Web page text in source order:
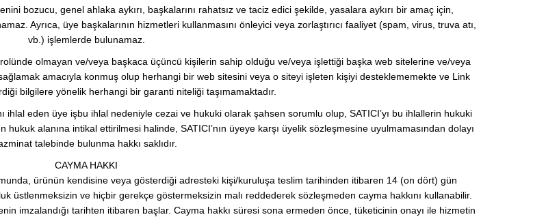
bozucu, genel ahlaka aykırı, başkalarını rahatsız ve taciz edici şekilde, yasalara aykırı bir amaç için,
Ayrıca, üye başkalarının hizmetleri kullanmasını önleyici veya zorlaştırıcı faaliyet (spam, virus, truva atı,
vb.) işlemlerde bulunamaz.
olmayan ve/veya başkaca üçüncü kişilerin sahip olduğu ve/veya işlettiği başka web sitelerine ve/veya
amacıyla konmuş olup herhangi bir web sitesini veya o siteyi işleten kişiyi desteklememekte ve Link
bilgilere yönelik herhangi bir garanti niteliği taşımamaktadır.
eden üye işbu ihlal nedeniyle cezai ve hukuki olarak şahsen sorumlu olup, SATICI’yı bu ihlallerin hukuki
alanına intikal ettirilmesi halinde, SATICI’nın üyeye karşı üyelik sözleşmesine uyulmamasından dolayı
talebinde bulunma hakkı saklıdır.
CAYMA HAKKI
ürünün kendisine veya gösterdiği adresteki kişi/kuruluşa teslim tarihinden itibaren 14 (on dört) gün
üstlenmeksizin ve hiçbir gerekçe göstermeksizin malı reddederek sözleşmeden cayma hakkını kullanabilir.
imzalandığı tarihten itibaren başlar. Cayma hakkı süresi sona ermeden önce, tüketicinin onayı ile hizmetin